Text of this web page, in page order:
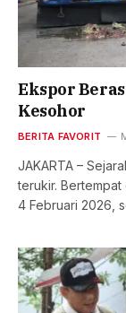
Ekspor
Kesohor
BERITA FAVORIT
JAKARTA –
terukir. Bertempat
4 Februari 2026,